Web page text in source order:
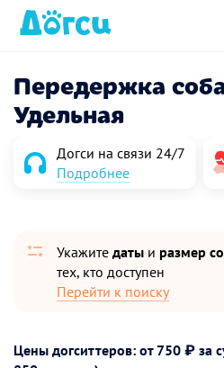
Передержка
Удельная
Догси на связи 24/7
Подробнее
Укажите даты и размер
тех, кто доступен
Перейти к поиску
Цены догситтеров: от 750 ₽ за